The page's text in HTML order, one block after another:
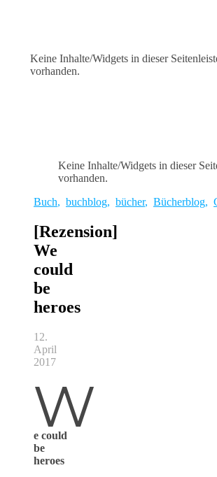
Keine Inhalte/Widgets in dieser
vorhanden.
Keine Inhalte/Widgets in dieser
vorhanden.
Buch, buchblog, bücher, Bücherblog,
[Rezension]
We
could
be
heroes
12.
April
2017
W
e could
be
heroes